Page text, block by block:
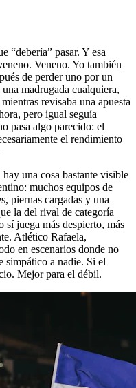
“debería” pasar. Y esa
Veneno. Yo también
de perder uno por un
madrugada cualquiera,
revisaba una apuesta
pero igual seguía
pasa algo parecido: el
el rendimiento
una cosa bastante visible
muchos equipos de
piernas cargadas y una
la del rival de categoría
sí juega más despierto, más
Atlético Rafaela,
en escenarios donde no
simpático a nadie. Si el
Mejor para el débil.